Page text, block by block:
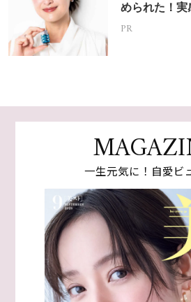
められた！実
PR
一生元気に！自愛ビ